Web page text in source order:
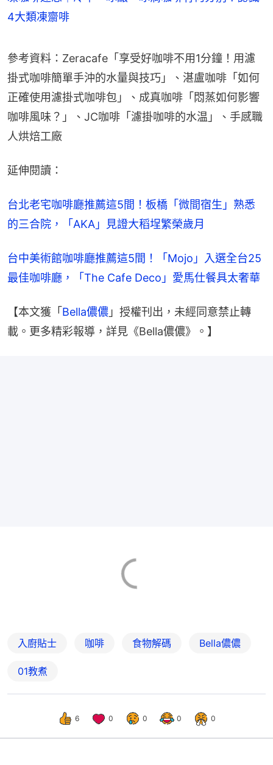
4大類凍齋啡
參考資料：Zeracafe「享受好咖啡不用1分鐘！用濾
掛式咖啡簡單手沖的水量與技巧」、湛盧咖啡「如何
正確使用濾掛式咖啡包」、成真咖啡「悶蒸如何影響
咖啡風味？」、JC咖啡「濾掛咖啡的水温」、手感職
人烘焙工廠
延伸閱讀：
台北老宅咖啡廳推薦這5間！板橋「微間宿生」熟悉
的三合院，「AKA」見證大稻埕繁榮歲月
台中美術館咖啡廳推薦這5間！「Mojo」入選全台25
最佳咖啡廳，「The Cafe Deco」愛馬仕餐具太奢華
【本文獲「Bella儂儂 」授權刊出，未經同意禁止轉
載。更多精彩報導，詳見《Bella儂儂》。】
入廚貼士 咖啡 食物解碼 Bella儂儂
01教煮
6 0 0 0 0